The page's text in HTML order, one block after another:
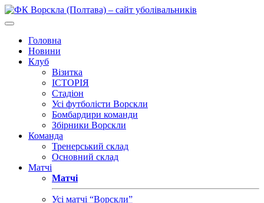
Головна
Новини
Клуб
Візитка
ІСТОРІЯ
Стадіон
Усі футболісти Ворскли
Бомбардири команди
Збірники Ворскли
Команда
Тренерський склад
Основний склад
Матчі
Матчі
Усі матчі “Ворскли”